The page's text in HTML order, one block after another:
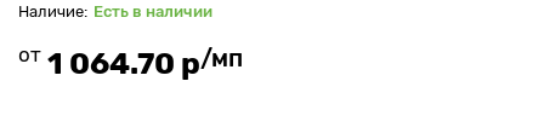
Есть в наличии
от 1 064.70 р/мп